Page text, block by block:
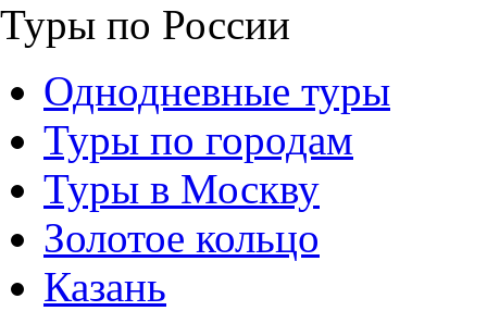
Туры по России
Однодневные туры
Туры по городам
Туры в Москву
Золотое кольцо
Казань